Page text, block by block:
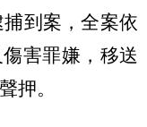
到案，全案依
害罪嫌，移送
押。